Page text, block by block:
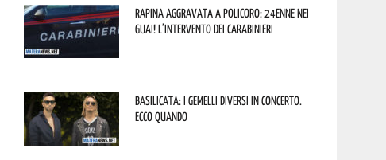
Rapina aggravata a Policoro: 24enne nei
guai! L’intervento dei Carabinieri
Basilicata: i Gemelli DiVersi in concerto.
Ecco quando